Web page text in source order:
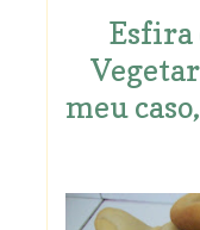
Esfira
meu